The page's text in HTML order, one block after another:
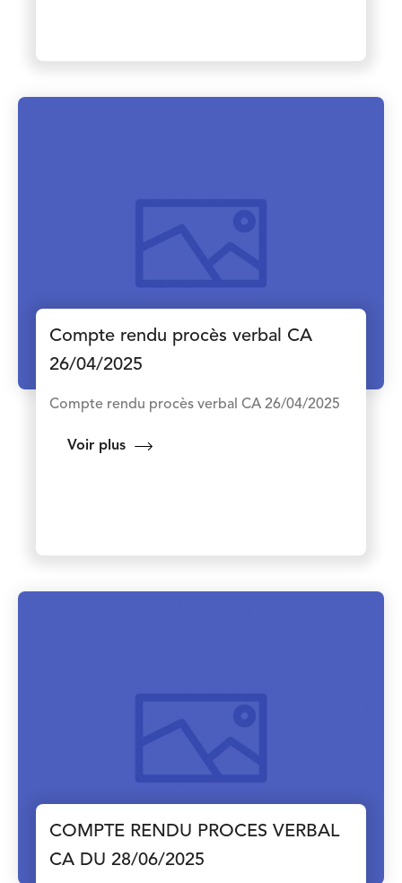
Compte rendu procès verbal CA
26/04/2025
Compte rendu procès verbal CA 26/04/2025
Voir plus
COMPTE RENDU PROCES VERBAL
CA DU 28/06/2025